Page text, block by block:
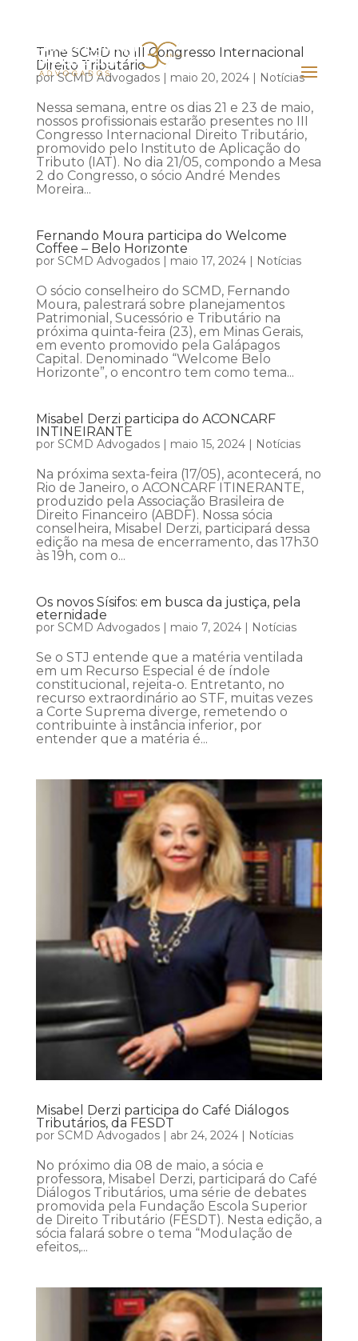
Time SCMD no III Congresso Internacional
Direito Tributário
porSCMD Advogados| maio 20, 2024| Notícias
Nessa semana, entre os dias 21 e 23 de maio,
nossos profissionais estarão presentes no III
Congresso Internacional Direito Tributário,
promovido pelo Instituto de Aplicação do
Tributo (IAT). No dia 21/05, compondo a Mesa
2 do Congresso, o sócio André Mendes
Moreira...
Fernando Moura participa do Welcome
Coffee – Belo Horizonte
por SCMD Advogados| maio 17, 2024| Notícias
O sócio conselheiro do SCMD, Fernando
Moura, palestrará sobre planejamentos
Patrimonial, Sucessório e Tributário na
próxima quinta-feira (23), em Minas Gerais,
em evento promovido pela Galápagos
Capital. Denominado “Welcome Belo
Horizonte”, o encontro tem como tema...
Misabel Derzi participa do ACONCARF
INTINEIRANTE
por SCMD Advogados| maio 15, 2024| Notícias
Na próxima sexta-feira (17/05), acontecerá, no
Rio de Janeiro, o ACONCARF ITINERANTE,
produzido pela Associação Brasileira de
Direito Financeiro (ABDF). Nossa sócia
conselheira, Misabel Derzi, participará dessa
edição na mesa de encerramento, das 17h30
às 19h, com o...
Os novos Sísifos: em busca da justiça, pela
eternidade
por SCMD Advogados| maio 7, 2024| Notícias
Se o STJ entende que a matéria ventilada
em um Recurso Especial é de índole
constitucional, rejeita-o. Entretanto, no
recurso extraordinário ao STF, muitas vezes
a Corte Suprema diverge, remetendo o
contribuinte à instância inferior, por
entender que a matéria é...
Misabel Derzi participa do Café Diálogos
Tributários, da FESDT
por SCMD Advogados| abr 24, 2024| Notícias
No próximo dia 08 de maio, a sócia e
professora, Misabel Derzi, participará do Café
Diálogos Tributários, uma série de debates
promovida pela Fundação Escola Superior
de Direito Tributário (FESDT). Nesta edição, a
sócia falará sobre o tema “Modulação de
efeitos,...